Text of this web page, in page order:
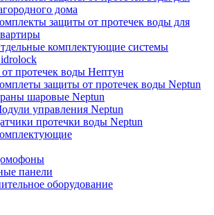
дома
защиты от протечек воды для
комплектующие системы
протечек воды Нептун
защиты от протечек воды Neptun
шаровые Neptun
управления Neptun
протечки воды Neptun
панели
оборудование